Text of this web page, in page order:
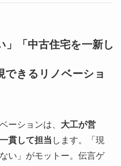
」「中古住宅を一新し
できるリノベーショ
ーションは、 大工が営
貫して担当 します。「現
い」がモットー。伝言ゲ